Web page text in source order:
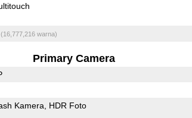
(16,777,216 warna)
Primary Camera
Kamera HDR Foto